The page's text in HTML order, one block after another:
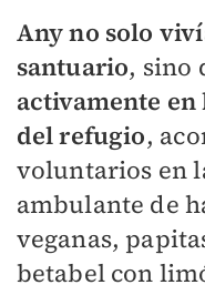
Any no solo
santuario, sino
activamente
del refugio,
voluntarios en
ambulante de
veganas,
betabel con